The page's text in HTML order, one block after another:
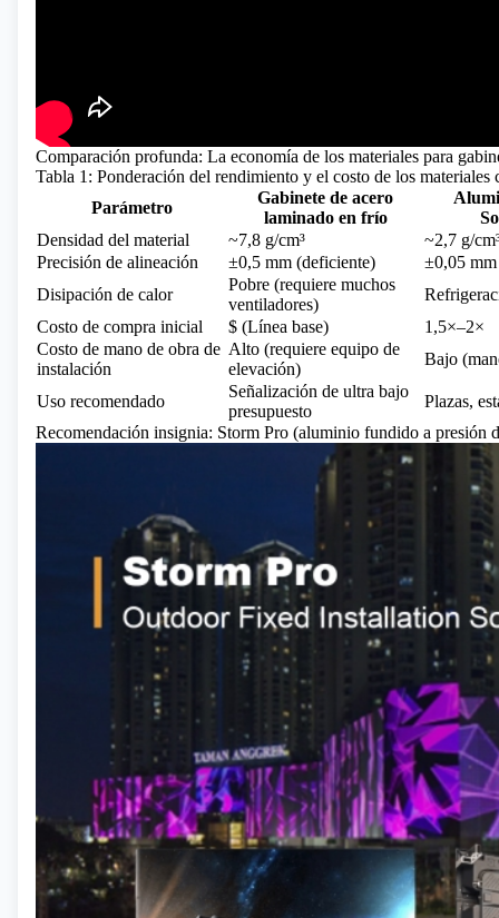
Comparación profunda: La economía de los materiales para
Tabla 1: Ponderación del rendimiento y el costo de los
Parámetro
Gabinete de acero
laminado en frío
Densidad del material
~7,8 g/cm³
~2,7 g/
Precisión de alineación
±0,5 mm (deficiente)
±0,05
Disipación de calor
Pobre (requiere muchos
ventiladores)
Costo de compra inicial
$ (Línea base)
1,5×–2×
Costo de mano de obra de
instalación
Alto (requiere equipo de
elevación)
Bajo
Uso recomendado
Señalización de ultra bajo
presupuesto
Plazas,
Recomendación insignia: Storm Pro (aluminio fundido a presión